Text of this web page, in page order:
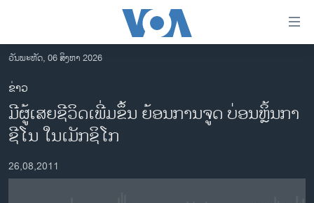
ເຂົ້າ
ຫາ
ຂ້າມ
ຂ້າມ
ຂ້າມ
ໄປ
ຫາ
ຊອກ
ອາເມຣິກາ
ການເລືອກຕັ້ງ ປະທານາທີບໍດີ ສະຫະລັດ 2024
ຂ່າວ​ຈີນ
ວັນພະຫັດ, 06 ສິງຫາ 2026
ຂ່າວ
ມີຜູ້ເສຍຊີວິດເພີ່ມຂຶ້ນ ຍ້ອນການຈູດ ບ່ອນຫຼິ້ນກາ
ຊີໂນ ໃນເມັກຊິໂກ
26,08,2011